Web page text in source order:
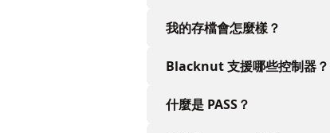
我的存檔會怎麼樣？
Blacknut 支援哪些控制器？
什麼是 PASS？